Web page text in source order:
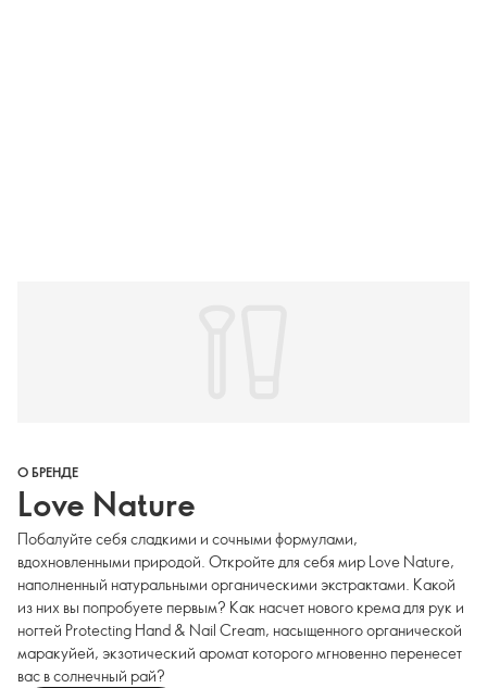
О БРЕНДЕ
Love Nature
Побалуйте себя сладкими и сочными формулами,
вдохновленными природой. Откройте для себя мир Love Nature,
наполненный натуральными органическими экстрактами. Какой
из них вы попробуете первым? Как насчет нового крема для рук и
ногтей Protecting Hand & Nail Cream, насыщенного органической
маракуйей, экзотический аромат которого мгновенно перенесет
вас в солнечный рай?